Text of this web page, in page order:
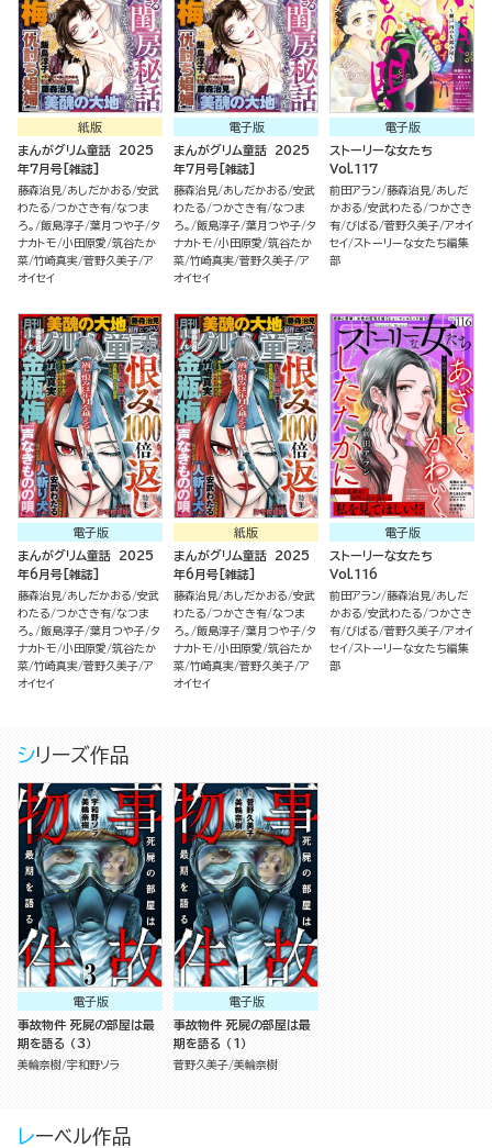
紙版
まんがグリム童話 2025
年7月号[雑誌]
藤森治見 あしだかおる 安武
わたる つかさき有 なつま
ろ。
飯島淳子 葉月つや子 タ
ナカトモ 小田原愛 筑谷たか
菜 竹崎真実 菅野久美子 ア
オイセイ
電子版
まんがグリム童話 2025
年7月号[雑誌]
藤森治見 あしだかおる 安武
わたる つかさき有 なつま
ろ。
飯島淳子 葉月つや子 タ
ナカトモ 小田原愛 筑谷たか
菜 竹崎真実 菅野久美子 ア
オイセイ
電子版
ストーリーな女たち
Vol.117
前田アラン 藤森治見 あしだ
かおる 安武わたる つかさき
有 びばる 菅野久美子 アオイ
セイ ストーリーな女たち編集
部
電子版
まんがグリム童話 2025
年6月号[雑誌]
藤森治見 あしだかおる 安武
わたる つかさき有 なつま
ろ。
飯島淳子 葉月つや子 タ
ナカトモ 小田原愛 筑谷たか
菜 竹崎真実 菅野久美子 ア
オイセイ
紙版
まんがグリム童話 2025
年6月号[雑誌]
藤森治見 あしだかおる 安武
わたる つかさき有 なつま
ろ。
飯島淳子 葉月つや子 タ
ナカトモ 小田原愛 筑谷たか
菜 竹崎真実 菅野久美子 ア
オイセイ
電子版
ストーリーな女たち
Vol.116
前田アラン 藤森治見 あしだ
かおる 安武わたる つかさき
有 びばる 菅野久美子 アオイ
セイ ストーリーな女たち編集
部
シリーズ作品
電子版
事故物件 死屍の部屋は最
期を語る （3）
美輪奈樹 宇和野ソラ
電子版
事故物件 死屍の部屋は最
期を語る （1）
菅野久美子 美輪奈樹
レーベル作品